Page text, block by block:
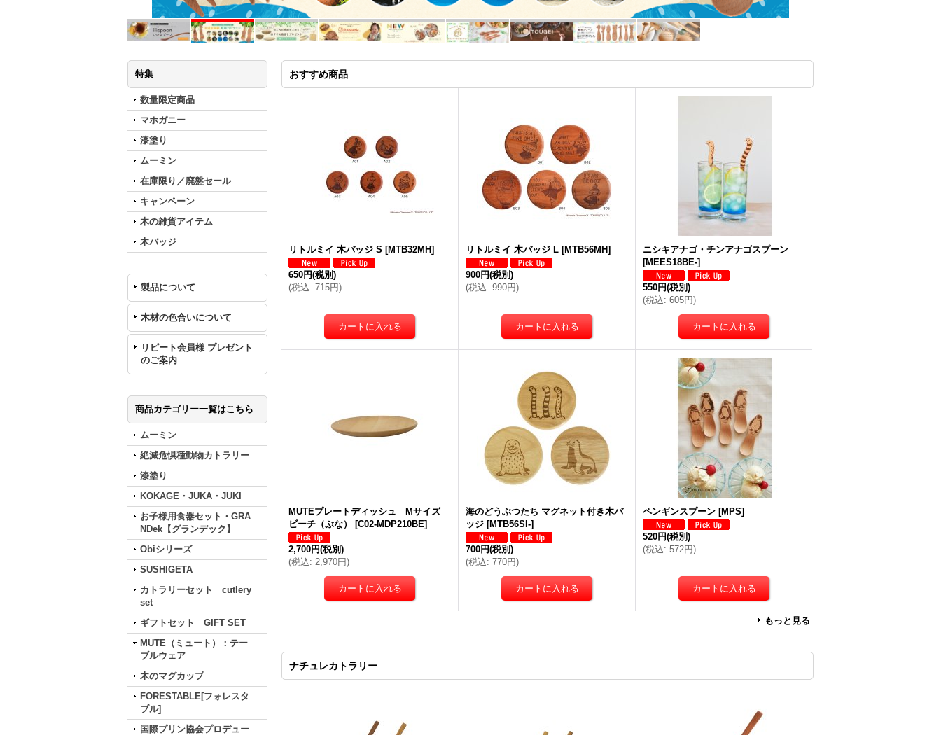
特集
数量限定商品
マホガニー
漆塗り
ムーミン
在庫限り／廃盤セール
キャンペーン
木の雑貨アイテム
木バッジ
製品について
木材の色合いについて
リピート会員様 プレゼント
のご案内
商品カテゴリー一覧はこちら
ムーミン
絶滅危惧種動物カトラリー
漆塗り
KOKAGE・JUKA・JUKI
お子様用食器セット・GRA
NDek【グランデック】
Obiシリーズ
SUSHIGETA
カトラリーセット cutlery
set
ギフトセット GIFT SET
MUTE（ミュート）：テー
ブルウェア
木のマグカップ
FORESTABLE[フォレスタ
ブル]
国際プリン協会プロデュー
おすすめ商品
リトルミイ 木バッジ S [MTB32MH]
650円(税別)
(税込: 715円)
リトルミイ 木バッジ L [MTB56MH]
900円(税別)
(税込: 990円)
ニシキアナゴ・チンアナゴスプーン
[MEES18BE-]
550円(税別)
(税込: 605円)
MUTEプレートディッシュ Mサイズ
ビーチ（ぶな）
[C02-MDP210BE]
2,700円(税別)
(税込: 2,970円)
海のどうぶつたち マグネット付き木バ
ッジ [MTB56SI-]
700円(税別)
(税込: 770円)
ペンギンスプーン [MPS]
520円(税別)
(税込: 572円)
もっと見る
ナチュレカトラリー